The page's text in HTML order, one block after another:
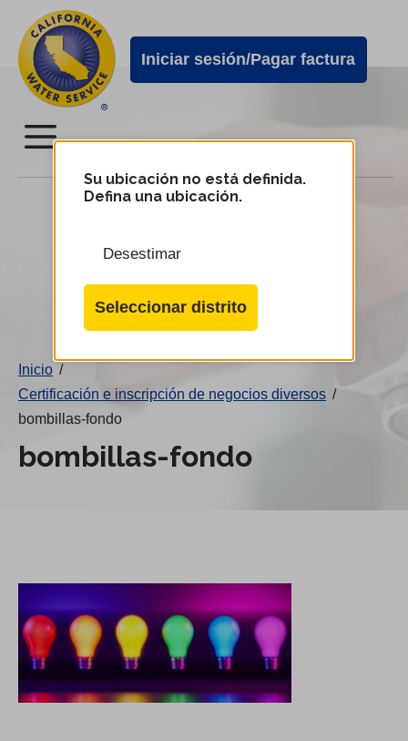
directamente
contenido
principal
Alertas
de
Cal
Water
Iniciar sesión/Pagar factura
Menú
Menú
Water
Proveedores de Cal Water
Su ubicación no está definida.
Defina una ubicación.
Desestimar
Seleccionar distrito
Inicio /
Certificación e inscripción de negocios diversos /
bombillas-fondo
bombillas-fondo